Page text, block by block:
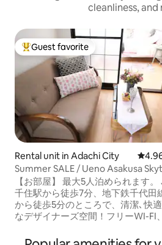
cleanliness, and
Top guest favorite
Guest favorite
Rental unit in Adachi City 4.96
Summer SALE / Ueno Asakusa
area / Convenient transportation
Narita and Haneda Airports / Two
separate bedrooms / 7-minute
the station / Facilities...
【お部屋】 最大5人泊められます。
千住駅から徒歩7分、地下鉄千代田
から徒歩5分のところで、清潔､快
なデザイナーズ空間！フリーWI-FI
チン一つ、トイレ、浴室別々独立